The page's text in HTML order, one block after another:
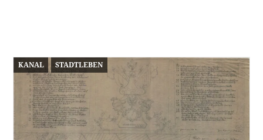
KANAL STADTLEBEN